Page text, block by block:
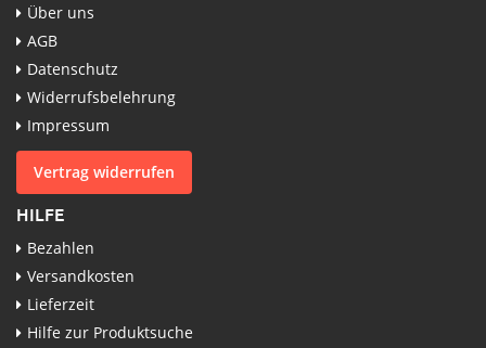
Über uns
AGB
Datenschutz
Widerrufsbelehrung
Impressum
Vertrag widerrufen
HILFE
Bezahlen
Versandkosten
Lieferzeit
Hilfe zur Produktsuche